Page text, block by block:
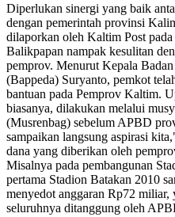
Diperlukan sinergi yang baik
dengan pemerintah provinsi
dilaporkan oleh Kaltim Post
Balikpapan nampak kesulitan
pemprov. Menurut Kepala
(Bappeda) Suryanto, pemkot
bantuan pada Pemprov Kaltim.
biasanya, dilakukan melalui
(Musrenbag) sebelum APBD
sampaikan langsung aspirasi
dana yang diberikan oleh
Misalnya pada pembangunan
pertama Stadion Batakan 2010
menyedot anggaran Rp72 miliar,
seluruhnya ditanggung oleh